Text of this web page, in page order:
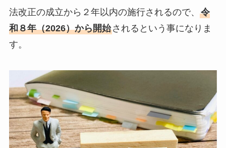
法改正の成立から２年以内の施行されるので、 令
和８年（2026）から開始されるという事になりま
す。